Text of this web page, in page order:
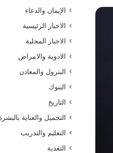
الإيمان والدعاء
الاخبار الرئيسية
الاخبار المحلية
الادوية والامراض
البترول والمعادن
البنوك
التاريخ
التجميل والعناية
التعليم والتدريب
التغذية